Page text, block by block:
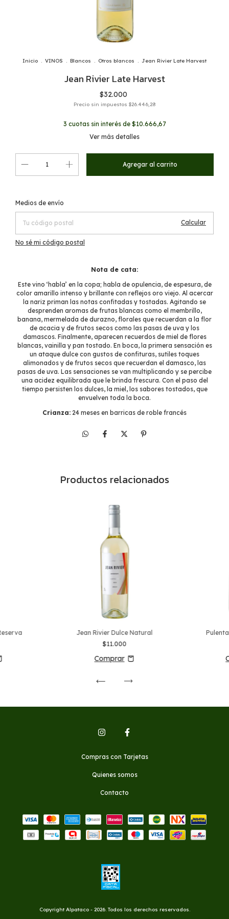
Inicio . VINOS . Blancos . Otros blancos . Jean Rivier Late Harvest
Jean Rivier Late Harvest
$32.000
Precio sin impuestos $26.446,28
3 cuotas sin interés de $10.666,67
Ver más detalles
Entregas para el CP:
Medios de envío
Calcular
No sé mi código postal
Nota de cata:
Este vino ‘habla’ en la copa; habla de opulencia, de espesura, de
color amarillo intenso y brillante con reflejos oro viejo. Al acercar
la nariz priman las notas confitadas y tostadas. Agitando se
desprenden aromas de frutas blancas como el membrillo,
banana, mermelada de durazno, florales que recuerdan a la flor
de acacia y de frutos secos como las pasas de uva y los
damascos. Finalmente, aparecen recuerdos de miel de flores
blancas, vainilla y pan tostado. En boca, la primera sensación es
un ataque dulce con gustos de confituras, sutiles toques
alimonados y de frutos secos que recuerdan el damasco, las
pasas de uva. Las sensaciones se van multiplicando y se percibe
una acidez equilibrada que le brinda frescura. Con el paso del
tiempo persisten los dulces, la miel, los sabores tostados, que
envuelven toda la boca.
Crianza: 24 meses en barricas de roble francés
Productos relacionados
Jean Rivier Dulce Natural
$11.000
Compras con Tarjetas
Quienes somos
Contacto
Copyright Alpataco - 2026. Todos los derechos reservados.